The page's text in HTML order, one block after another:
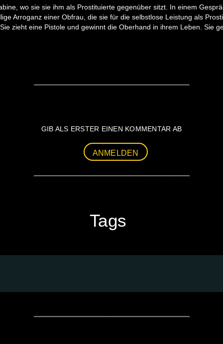
wo sie sie ihm als Prostituierte gegenüber sitzt. In einem
Arroganz einer Obfrau, die sie für die selbstlose Leistung als
zieht eine Pistole und gewinnt die Oberhand in ihrem Leben. Sie
GIB ALS ERSTER EINEN KOMMENTAR AB
ANMELDEN
Tags